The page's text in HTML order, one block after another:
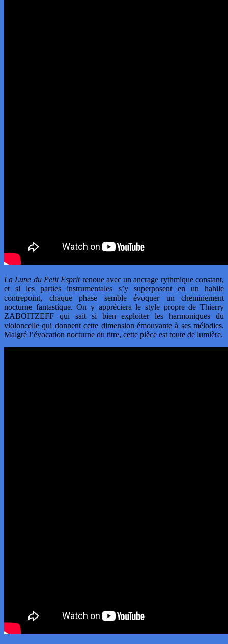
La Lune du Petit Espritrenoue avec un ancrage rythmique constant,
et si les parties instrumentales s’y superposent en un habile
contrepoint, chaque phase semble évoquer un cheminement
nocturne fantastique. On y appréciera le style propre de Thierry
ZABOITZEFF qui sait si bien exploiter les harmoniques du
violoncelle qui donnent cette dimension émouvante à ses mélodies.
Malgré l’évocation nocturne du titre, cette pièce est toute de lumière.